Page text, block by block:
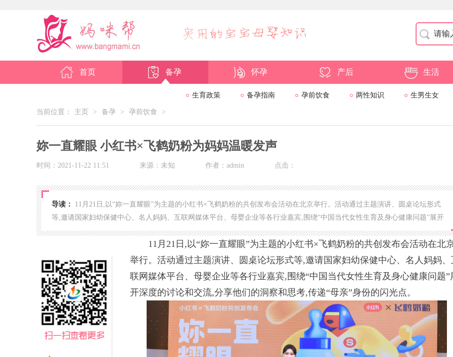
首页 备孕 怀孕 产后 生活
生育政策 备孕指南 孕前饮食 两性知识 生男生女
当前位置： 主页 > 备孕 > 孕前饮食 >
妳一直耀眼 小红书×飞鹤奶粉为妈妈温暖发声
时间：2021-11-22 11:51 来源：未知 作者：admin 点击：
导读：
11月21日,以“妳一直耀眼”为主题的小红书×飞鹤奶粉的共创发布会活动在北京举行。活动通过主题演讲、圆桌论坛形式
等,邀请国家妇幼保健中心、名人妈妈、互联网媒体平台、母婴企业等各行业嘉宾,围绕“中国当代女性生育及身心健康问题”展开
深度的讨论和交流,分享他们的洞察和思考,传递“母亲”身份的闪光点。
11月21日,以“妳一直耀眼”为主题的小红书×飞鹤奶粉的共创发布会活动在北
举行。活动通过主题演讲、圆桌论坛形式等,邀请国家妇幼保健中心、名人妈妈、
联网媒体平台、母婴企业等各行业嘉宾,围绕“中国当代女性生育及身心健康问题”
开深度的讨论和交流,分享他们的洞察和思考,传递“母亲”身份的闪光点。